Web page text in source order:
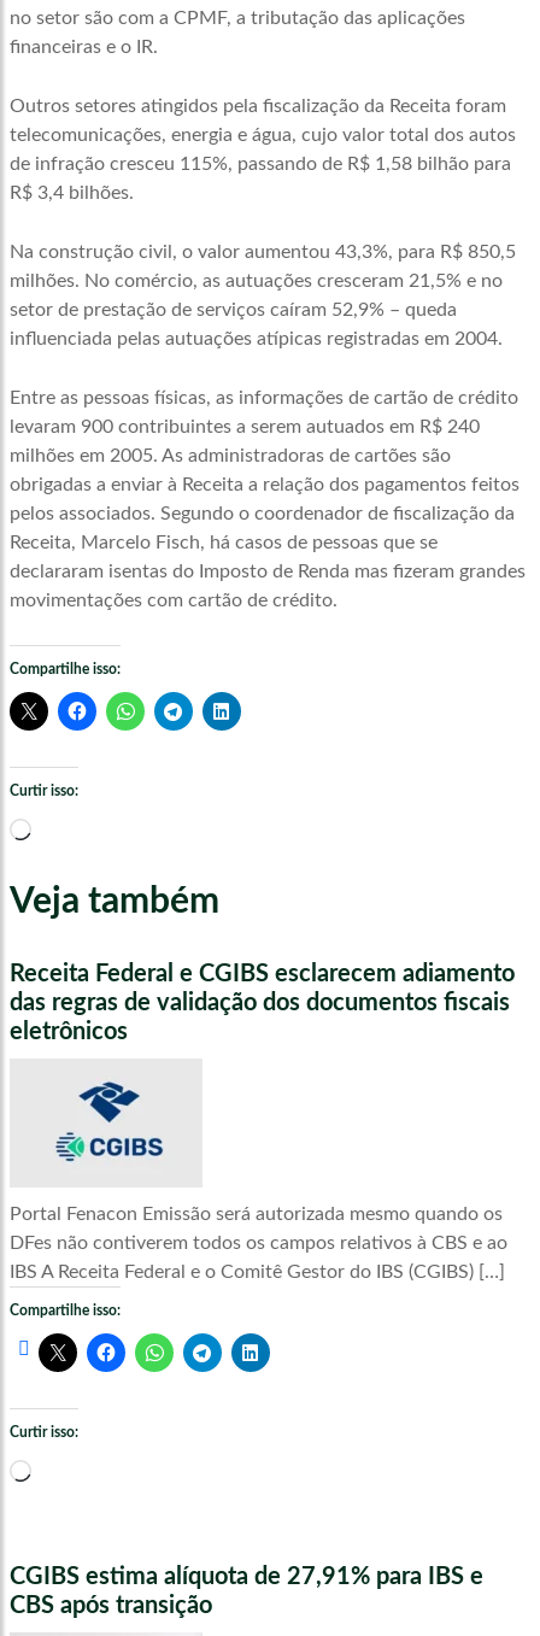
no setor são com a CPMF, a tributação das aplicações
financeiras e o IR.
Outros setores atingidos pela fiscalização da Receita foram
telecomunicações, energia e água, cujo valor total dos autos
de infração cresceu 115%, passando de R$ 1,58 bilhão para
R$ 3,4 bilhões.
Na construção civil, o valor aumentou 43,3%, para R$ 850,5
milhões. No comércio, as autuações cresceram 21,5% e no
setor de prestação de serviços caíram 52,9% – queda
influenciada pelas autuações atípicas registradas em 2004.
Entre as pessoas físicas, as informações de cartão de crédito
levaram 900 contribuintes a serem autuados em R$ 240
milhões em 2005. As administradoras de cartões são
obrigadas a enviar à Receita a relação dos pagamentos feitos
pelos associados. Segundo o coordenador de fiscalização da
Receita, Marcelo Fisch, há casos de pessoas que se
declararam isentas do Imposto de Renda mas fizeram grandes
movimentações com cartão de crédito.
Compartilhe isso:
Curtir isso:
Carregando...
Veja também
Receita Federal e CGIBS esclarecem adiamento
das regras de validação dos documentos fiscais
eletrônicos
Portal Fenacon Emissão será autorizada mesmo quando os
DFes não contiverem todos os campos relativos à CBS e ao
IBS A Receita Federal e o Comitê Gestor do IBS (CGIBS) […]
Compartilhe isso:
Curtir isso:
Carregando...
CGIBS estima alíquota de 27,91% para IBS e
CBS após transição